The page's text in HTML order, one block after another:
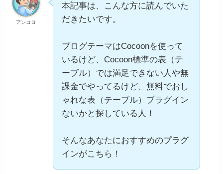
アンコロ
本記事は、こんな方に読んでいた
だきたいです。
ブログテーマはCocoonを使って
いるけど、Cocoon標準の表（テ
ーブル）では満足できない人や無
課金でやってるけど、無料でおし
ゃれな表（テーブル）プラグイン
ないかと探している人！
そんなあなたにおすすめのプラグ
インがこちら！